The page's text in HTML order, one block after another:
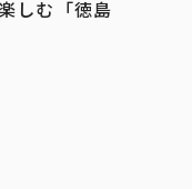
しむ「徳島